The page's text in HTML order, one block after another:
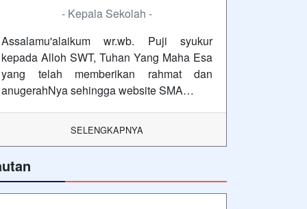
- Kepala Sekolah -
Assalamu'alaikum wr.wb. Puji syukur
kepada Alloh SWT, Tuhan Yang Maha Esa
yang telah memberikan rahmat dan
anugerahNya sehingga website SMA…
SELENGKAPNYA